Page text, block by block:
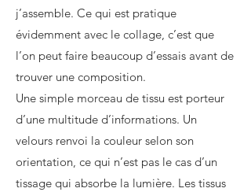
j’assemble. Ce qui est pratique
évidemment avec le collage, c’est que
l’on peut faire beaucoup d’essais avant de
trouver une composition.
Une simple morceau de tissu est porteur
d’une multitude d’informations. Un
velours renvoi la couleur selon son
orientation, ce qui n’est pas le cas d’un
tissage qui absorbe la lumière. Les tissus